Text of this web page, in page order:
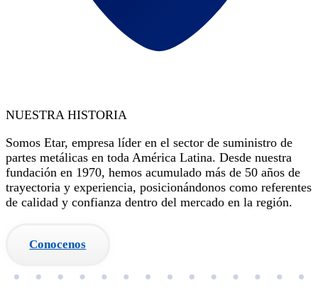
NUESTRA HISTORIA
Somos Etar, empresa líder en el sector de suministro de
partes metálicas en toda América Latina. Desde nuestra
fundación en 1970, hemos acumulado más de 50 años de
trayectoria y experiencia, posicionándonos como referentes
de calidad y confianza dentro del mercado en la región.
Conocenos